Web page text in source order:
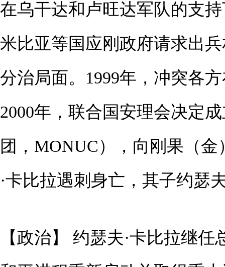
在乌干达和卢旺达军队的支
米比亚等国应刚政府请求出
分治局面。1999年，冲突各
2000年，联合国安理会决定
团，MONUC），向刚果（
·卡比拉遇刺身亡，其子约瑟
【政治】 约瑟夫·卡比拉继